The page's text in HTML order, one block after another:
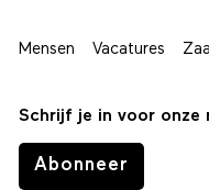
Mensen Vacatures
Schrijf je in voor onze
Abonneer